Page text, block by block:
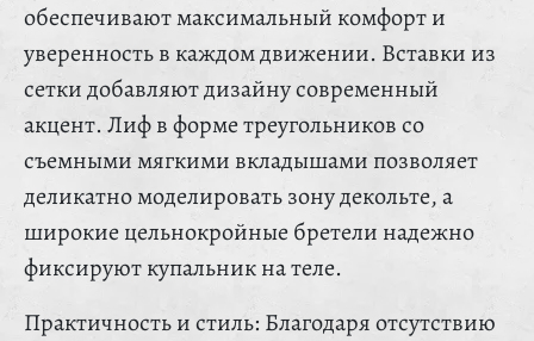
обеспечивают максимальный комфорт и
уверенность в каждом движении. Вставки из
сетки добавляют дизайну современный
акцент. Лиф в форме треугольников со
съемными мягкими вкладышами позволяет
деликатно моделировать зону декольте, а
широкие цельнокройные бретели надежно
фиксируют купальник на теле.
Практичность и стиль: Благодаря отсутствию